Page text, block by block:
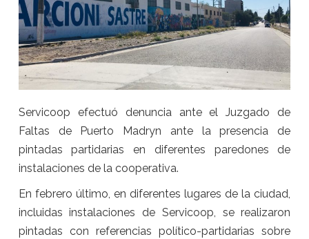
Servicoop efectuó denuncia ante el Juzgado de
Faltas de Puerto Madryn ante la presencia de
pintadas partidarias en diferentes paredones de
instalaciones de la cooperativa.
En febrero último, en diferentes lugares de la ciudad,
incluidas instalaciones de Servicoop, se realizaron
pintadas con referencias político-partidarias sobre